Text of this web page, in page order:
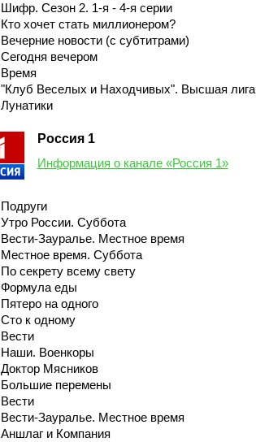
Шифр. Сезон 2. 1-я - 4-я серии
Кто хочет стать миллионером?
Вечерние новости (с субтитрами)
Сегодня вечером
Время
"Клуб Веселых и Находчивых". Высшая лига
Лунатики
Россия 1
Информация о канале «Россия 1»
Подруги
Утро России. Суббота
Вести-Зауралье. Местное время
Местное время. Суббота
По секрету всему свету
Формула еды
Пятеро на одного
Сто к одному
Вести
Наши. Военкоры
Доктор Мясников
Большие перемены
Вести
Вести-Зауралье. Местное время
Аншлаг и Компания